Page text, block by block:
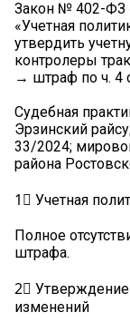
Закон № 402-ФЗ
«Учетная
утвердить
контролеры
→ штраф по ч. 4
Судебная
Эрзинский
33/2024;
района
1⃣ Учетная
Полное
штрафа.
2⃣
изменений